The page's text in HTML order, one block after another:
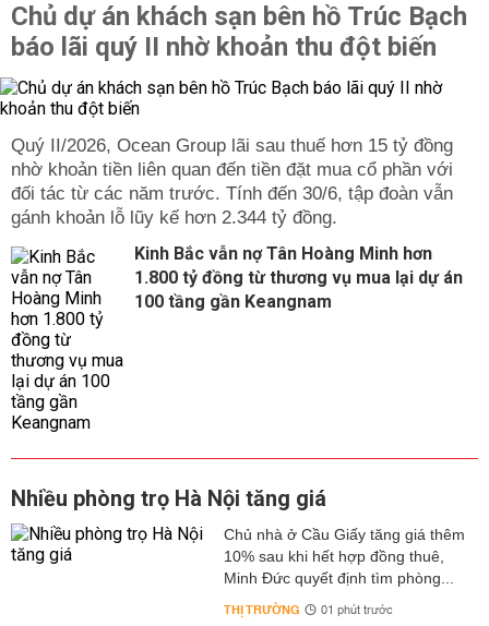
Chủ dự án khách sạn bên hồ Trúc Bạch
báo lãi quý II nhờ khoản thu đột biến
Quý II/2026, Ocean Group lãi sau thuế hơn 15 tỷ đồng
nhờ khoản tiền liên quan đến tiền đặt mua cổ phần với
đối tác từ các năm trước. Tính đến 30/6, tập đoàn vẫn
gánh khoản lỗ lũy kế hơn 2.344 tỷ đồng.
Kinh Bắc vẫn nợ Tân Hoàng Minh hơn
1.800 tỷ đồng từ thương vụ mua lại dự án
100 tầng gần Keangnam
Nhiều phòng trọ Hà Nội tăng giá
Chủ nhà ở Cầu Giấy tăng giá thêm
10% sau khi hết hợp đồng thuê,
Minh Đức quyết định tìm phòng...
THỊ TRƯỜNG 01 phút trước